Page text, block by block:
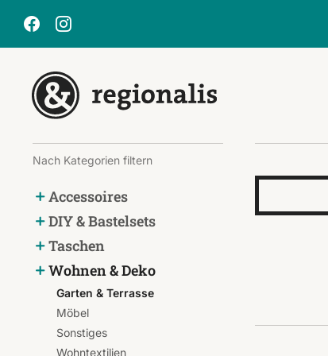
Nach Kategorien filtern
Accessoires
DIY & Bastelsets
Taschen
Wohnen & Deko
Garten & Terrasse
Möbel
Sonstiges
Wohntextilien